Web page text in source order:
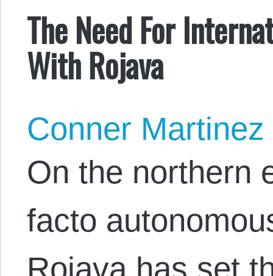
The Need For
With Rojava
Conner Martinez
On the northern
facto
Rojava has set